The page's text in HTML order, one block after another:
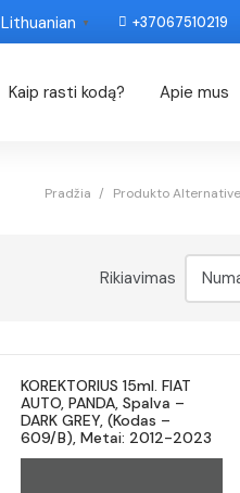
Lithuanian ▼ +37067510219
Kaip rasti kodą? Apie mus
Pradžia / Produkto
Rikiavimas
KOREKTORIUS 15ml. FIAT
AUTO, PANDA, Spalva –
DARK GREY, (Kodas –
609/B), Metai: 2012-2023